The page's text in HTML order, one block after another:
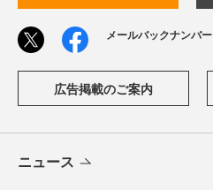
メールバックナンバー
広告掲載のご案内
ニュース